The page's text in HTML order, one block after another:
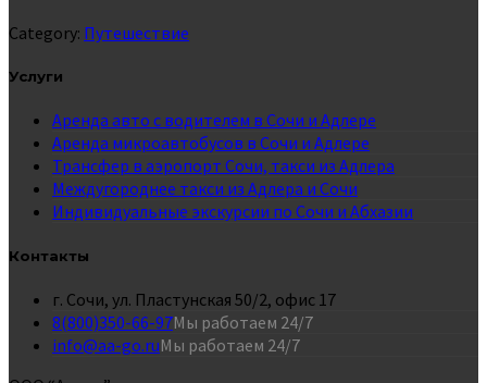
Category: Путешествие
Услуги
Аренда авто с водителем в Сочи и Адлере
Аренда микроавтобусов в Сочи и Адлере
Трансфер в аэропорт Сочи, такси из Адлера
Междугороднее такси из Адлера и Сочи
Индивидуальные экскурсии по Сочи и Абхазии
Контакты
г. Сочи, ул. Пластунская 50/2, офис 17
8(800)350-66-97Мы работаем 24/7
info@aa-go.ruМы работаем 24/7